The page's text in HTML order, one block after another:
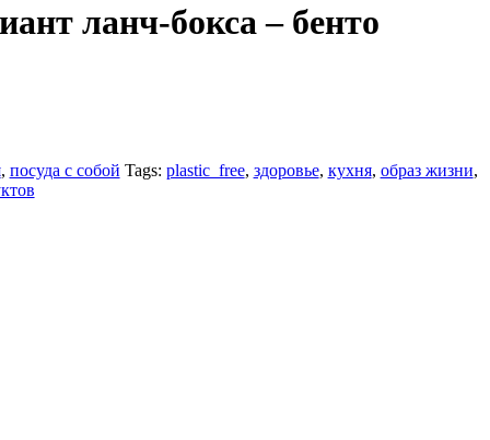
ланч-бокса – бенто
, посуда с собой Tags: plastic_free, здоровье, кухня, образ жизни,